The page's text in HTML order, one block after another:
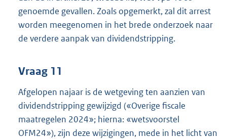
genoemde gevallen. Zoals opgemerkt, zal dit arrest
worden meegenomen in het brede onderzoek naar
de verdere aanpak van dividendstripping.
Vraag 11
Afgelopen najaar is de wetgeving ten aanzien van
dividendstripping gewijzigd («Overige fiscale
maatregelen 2024»; hierna: «wetsvoorstel
OFM24»), zijn deze wijzigingen, mede in het licht van